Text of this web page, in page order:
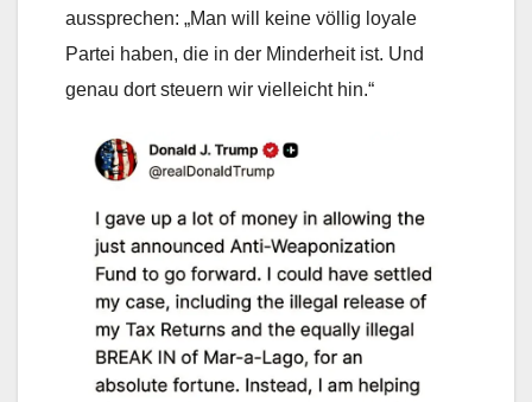
aussprechen: „Man will keine völlig loyale
Partei haben, die in der Minderheit ist. Und
genau dort steuern wir vielleicht hin.“